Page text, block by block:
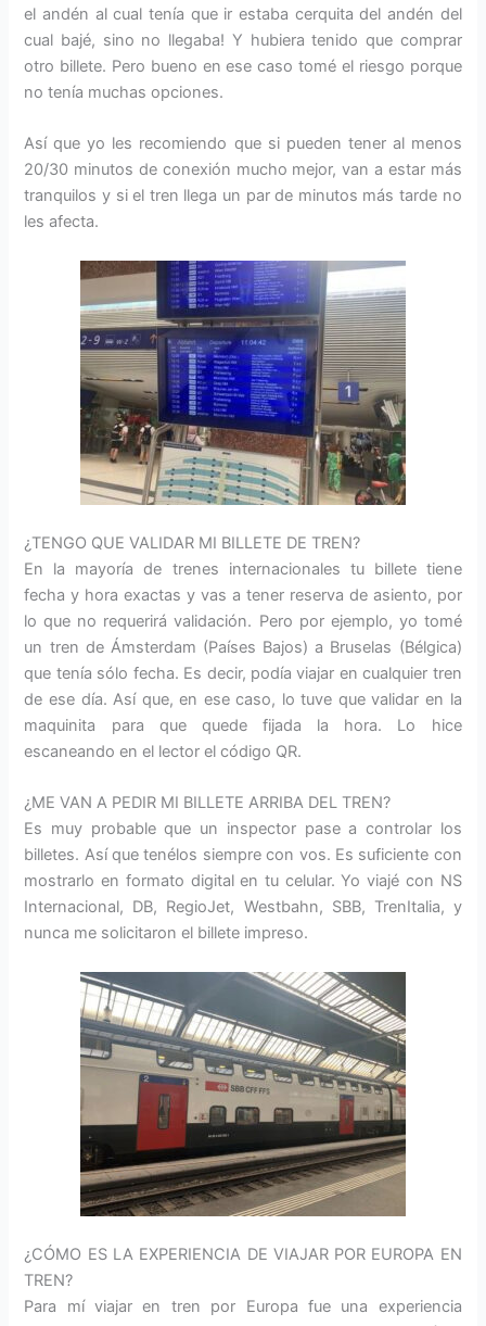
el andén al cual tenía que ir estaba cerquita del andén del
cual bajé, sino no llegaba! Y hubiera tenido que comprar
otro billete. Pero bueno en ese caso tomé el riesgo porque
no tenía muchas opciones.
Así que yo les recomiendo que si pueden tener al menos
20/30 minutos de conexión mucho mejor, van a estar más
tranquilos y si el tren llega un par de minutos más tarde no
les afecta.
¿TENGO QUE VALIDAR MI BILLETE DE TREN?
En la mayoría de trenes internacionales tu billete tiene
fecha y hora exactas y vas a tener reserva de asiento, por
lo que no requerirá validación. Pero por ejemplo, yo tomé
un tren de Ámsterdam (Países Bajos) a Bruselas (Bélgica)
que tenía sólo fecha. Es decir, podía viajar en cualquier tren
de ese día. Así que, en ese caso, lo tuve que validar en la
maquinita para que quede fijada la hora. Lo hice
escaneando en el lector el código QR.
¿ME VAN A PEDIR MI BILLETE ARRIBA DEL TREN?
Es muy probable que un inspector pase a controlar los
billetes. Así que tenélos siempre con vos. Es suficiente con
mostrarlo en formato digital en tu celular. Yo viajé con NS
Internacional, DB, RegioJet, Westbahn, SBB, TrenItalia, y
nunca me solicitaron el billete impreso.
¿CÓMO ES LA EXPERIENCIA DE VIAJAR POR EUROPA EN
TREN?
Para mí viajar en tren por Europa fue una experiencia